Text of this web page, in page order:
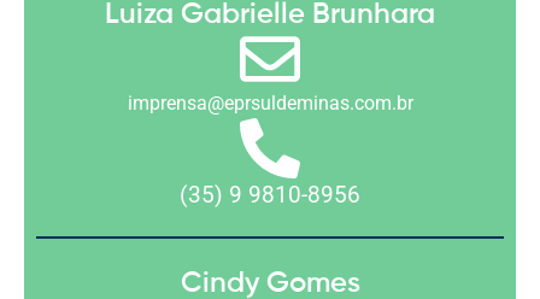
Luiza Gabrielle Brunhara
imprensa@eprsuldeminas.com.br
(35) 9 9810-8956
Cindy Gomes